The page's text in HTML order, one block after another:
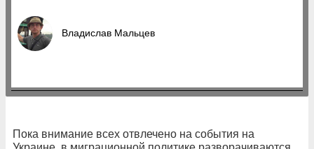
Владислав Мальцев
Пока внимание всех отвлечено на события на